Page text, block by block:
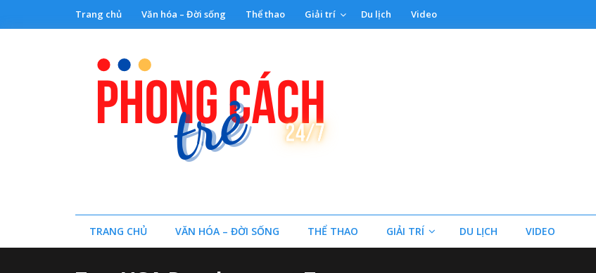
Trang chủ Văn hóa – Đời sống Thể thao Giải trí Du lịch Video
TRANG CHỦ VĂN HÓA – ĐỜI SỐNG THỂ THAO GIẢI TRÍ DU LỊCH VIDEO